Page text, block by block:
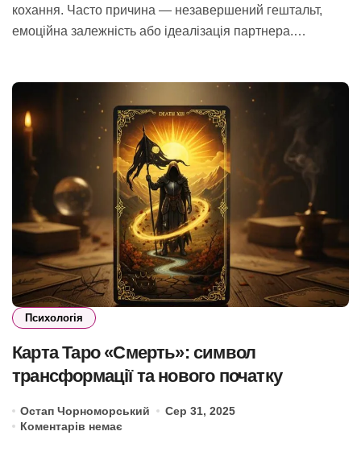
кохання. Часто причина — незавершений гештальт,
емоційна залежність або ідеалізація партнера.…
Психологія
Карта Таро «Смерть»: символ
трансформації та нового початку
Остап Чорноморський
Сер 31, 2025
Коментарів немає